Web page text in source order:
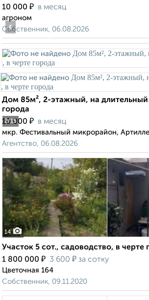
10 000 ₽ в месяц
агроном
Собственник, 06.08.2026
2/15
‹
Дом 85м², 2-этажный, на длительный
города
10 000 ₽ в месяц
мкр. Фестивальный микрорайон,
Агентство, 06.08.2026
14
Участок 5 сот., садоводство, в черте
1 800 000 ₽ 3 600 ₽ за сотку
Цветочная 164
Собственник, 09.11.2020